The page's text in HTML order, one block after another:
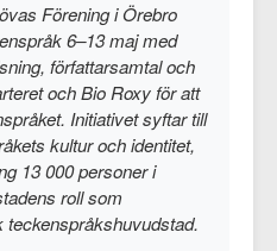
Förening i Örebro
6–13 maj med
författarsamtal och
och Bio Roxy för att
Initiativet syftar till
kultur och identitet,
13 000 personer i
roll som